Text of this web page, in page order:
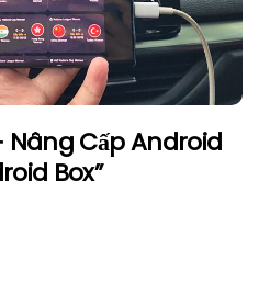
Nâng Cấp Android
Box”